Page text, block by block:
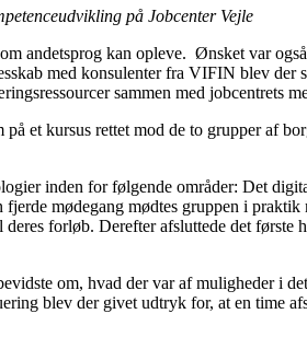
på Jobcenter Vejle
andetsprog kan opleve. Ønsket var
med konsulenter fra VIFIN blev der
sammen med jobcentrets
et kursus rettet mod de to grupper af
inden for følgende områder: Det
mødegang mødtes gruppen i
forløb. Derefter afsluttede det første
om, hvad der var af muligheder
blev der givet udtryk for, at en time